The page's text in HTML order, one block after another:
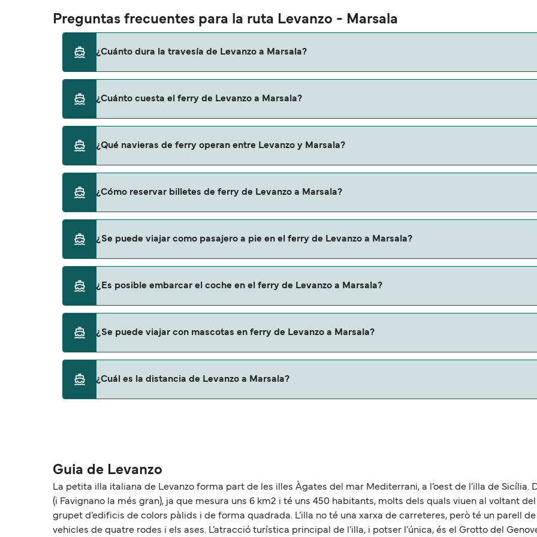
Preguntas frecuentes para la ruta Levanzo - Marsala
¿Cuánto dura la travesía de Levanzo a Marsala?
por lo que te recomendamos que verifiques online la información más actualizada.
¿Cuánto cuesta el ferry de Levanzo a Marsala?
incluye los gastos de reserva.
¿Qué navieras de ferry operan entre Levanzo y Marsala?
¿Cómo reservar billetes de ferry de Levanzo a Marsala?
ofertas para descrubrir las últimas promociones y descuentos de las compañías navieras.
¿Se puede viajar como pasajero a pie en el ferry de Levanzo a Marsala?
¿Es posible embarcar el coche en el ferry de Levanzo a Marsala?
¿Se puede viajar con mascotas en ferry de Levanzo a Marsala?
con mascotas con:
¿Cuál es la distancia de Levanzo a Marsala?
Guia de Levanzo
La petita illa italiana de Levanzo forma part de les illes Àgates del mar Mediterrani, a l’oest de l’illa de Sicília.
(i Favignano la més gran), ja que mesura uns 6 km2 i té uns 450 habitants, molts dels quals viuen al voltant
grupet d’edificis de colors pàlids i de forma quadrada. L’illa no té una xarxa de carreteres, però té un parell
vehicles de quatre rodes i els ases. L’atracció turística principal de l’illa, i potser l’única, és el Grotto del